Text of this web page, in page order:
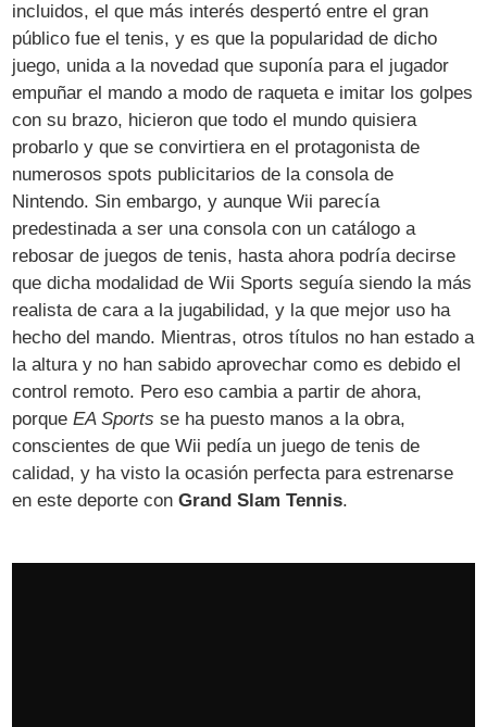
incluidos, el que más interés despertó entre el gran
público fue el tenis, y es que la popularidad de dicho
juego, unida a la novedad que suponía para el jugador
empuñar el mando a modo de raqueta e imitar los golpes
con su brazo, hicieron que todo el mundo quisiera
probarlo y que se convirtiera en el protagonista de
numerosos spots publicitarios de la consola de
Nintendo. Sin embargo, y aunque Wii parecía
predestinada a ser una consola con un catálogo a
rebosar de juegos de tenis, hasta ahora podría decirse
que dicha modalidad de Wii Sports seguía siendo la más
realista de cara a la jugabilidad, y la que mejor uso ha
hecho del mando. Mientras, otros títulos no han estado a
la altura y no han sabido aprovechar como es debido el
control remoto. Pero eso cambia a partir de ahora,
porqueEA Sports se ha puesto manos a la obra,
conscientes de que Wii pedía un juego de tenis de
calidad, y ha visto la ocasión perfecta para estrenarse
en este deporte conGrand Slam Tennis.